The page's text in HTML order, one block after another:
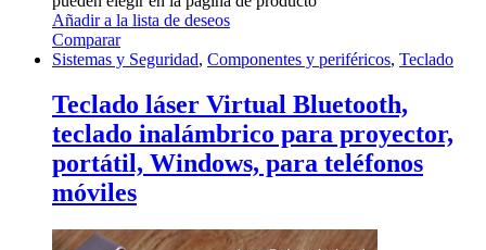
Añadir a la lista de deseos
Comparar
Sistemas y Seguridad, Componentes y periféricos, Teclado
Teclado láser Virtual Bluetooth,
teclado inalámbrico para proyector,
portátil, Windows, para teléfonos
móviles